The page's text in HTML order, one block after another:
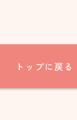
トップに戻る